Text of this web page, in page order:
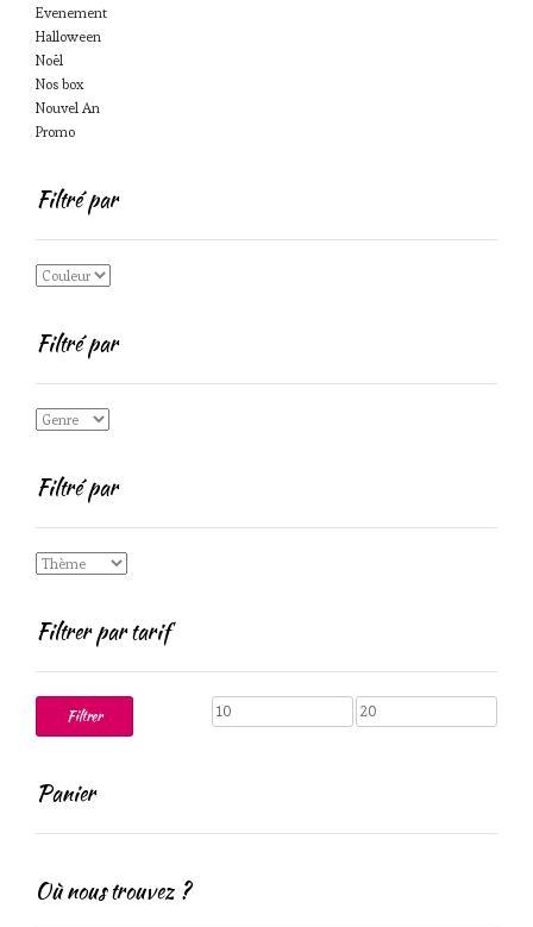
Evenement
Halloween
Noël
Nos box
Nouvel An
Promo
Filtré par
Filtré par
Filtré par
Filtrer par tarif
Prix
Prix
Filtrer
Panier
Où nous trouvez ?